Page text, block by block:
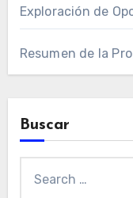
Exploración de
Resumen de la
Buscar
for: